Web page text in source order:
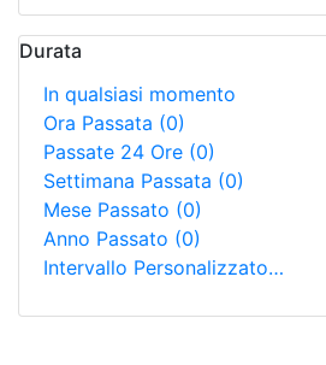
Durata
In qualsiasi momento
Ora Passata (0)
Passate 24 Ore (0)
Settimana Passata (0)
Mese Passato (0)
Anno Passato (0)
Intervallo Personalizzato…